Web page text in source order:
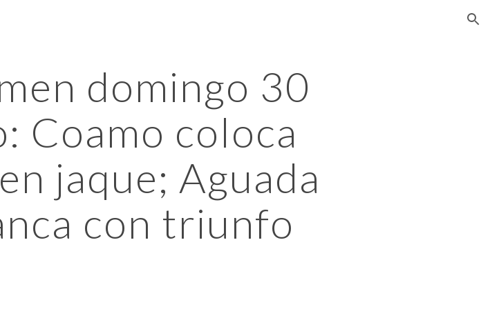
domingo 30
Coamo coloca
jaque; Aguada
con triunfo